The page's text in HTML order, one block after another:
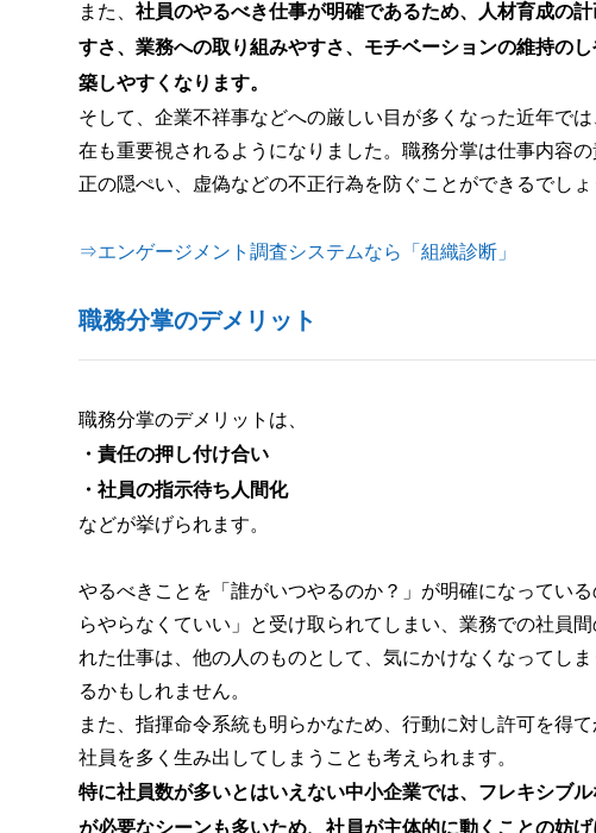
また、 社員のやるべき仕事が明確であるため、人材育成の
すさ、業務への取り組みやすさ、モチベーションの維持の
築しやすくなります。
そして、企業不祥事などへの厳しい目が多くなった近年で
在も重要視されるようになりました。職務分掌は仕事内容
正の隠ぺい、虚偽などの不正行為を防ぐことができるでしょ
⇒エンゲージメント調査システムなら「組織診断」
職務分掌のデメリット
職務分掌のデメリットは、
・責任の押し付け合い
・社員の指示待ち人間化
などが挙げられます。
やるべきことを「誰がいつやるのか？」が明確になってい
らやらなくていい」と受け取られてしまい、業務での社員
れた仕事は、他の人のものとして、気にかけなくなってし
るかもしれません。
また、指揮命令系統も明らかなため、行動に対し許可を得
社員を多く生み出してしまうことも考えられます。
特に社員数が多いとはいえない中小企業では、フレキシブ
が必要なシーンも多いため、社員が主体的に動くことの妨